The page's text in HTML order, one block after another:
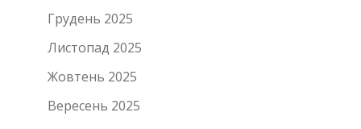
Грудень 2025
Листопад 2025
Жовтень 2025
Вересень 2025